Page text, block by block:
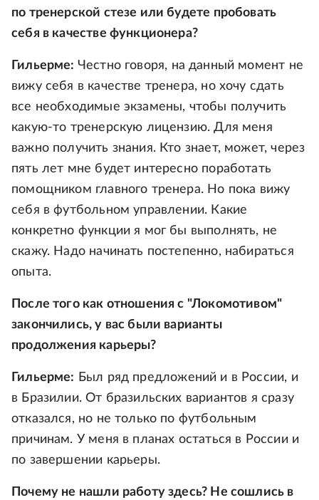
по тренерской стезе или будете пробовать
себя в качестве функционера?
Гильерме: Честно говоря, на данный момент не
вижу себя в качестве тренера, но хочу сдать
все необходимые экзамены, чтобы получить
какую-то тренерскую лицензию. Для меня
важно получить знания. Кто знает, может, через
пять лет мне будет интересно поработать
помощником главного тренера. Но пока вижу
себя в футбольном управлении. Какие
конкретно функции я мог бы выполнять, не
скажу. Надо начинать постепенно, набираться
опыта.
После того как отношения с "Локомотивом"
закончились, у вас были варианты
продолжения карьеры?
Гильерме: Был ряд предложений и в России, и
в Бразилии. От бразильских вариантов я сразу
отказался, но не только по футбольным
причинам. У меня в планах остаться в России и
по завершении карьеры.
Почему не нашли работу здесь? Не сошлись в